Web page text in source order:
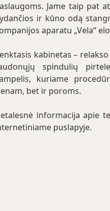
Jame taip pat
ir kūno odą
aparatu „Vela“
kabinetas –
spindulių
kuriame
bet ir poroms.
informacija apie
puslapyje.